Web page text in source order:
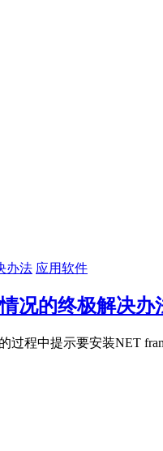
应用软件
况的终极解决办
程中提示要安装NET